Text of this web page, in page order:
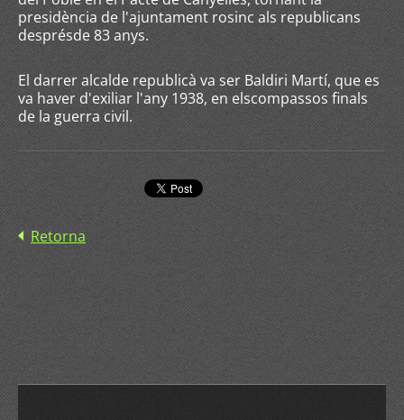
presidència de l'ajuntament rosinc als republicans
desprésde 83 anys.
El darrer alcalde republicà va ser Baldiri Martí, que es
va haver d'exiliar l'any 1938, en elscompassos finals
de la guerra civil.
Retorna